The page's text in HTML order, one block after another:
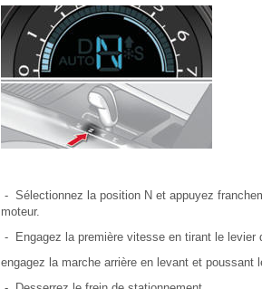
- Sélectionnez la position N et appuyez
moteur.
- Engagez la première vitesse en tirant le
engagez la marche arrière en levant et